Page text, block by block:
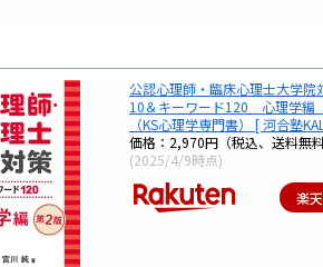
公認心理師・臨床心理士大学
10＆キーワード120 心理学
（KS心理学専門書） [ 河合塾
価格：2,970円（税込、送料無
(2025/4/9時点)
楽